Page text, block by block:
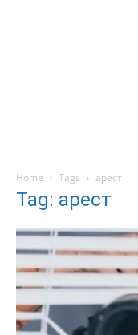
Home Tags арест
Tag: арест